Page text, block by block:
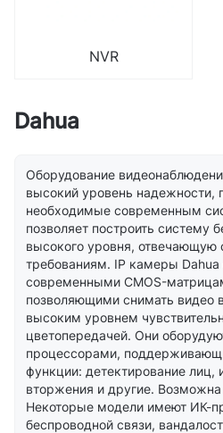
NVR
Dahua
Оборудование
высокий уровень надежности,
необходимые современным
позволяет построить систему
высокого уровня,
требованиям. IP камеры
современными CMOS-
позволяющими снимать видео
высоким уровнем
цветопередачей. Они
процессорами,
функции: детектирование лиц,
вторжения и другие. Возможна
Некоторые модели имеют ИК-
беспроводной связи,